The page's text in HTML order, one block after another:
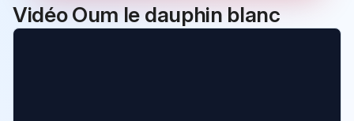
Vidéo Oum le dauphin blanc